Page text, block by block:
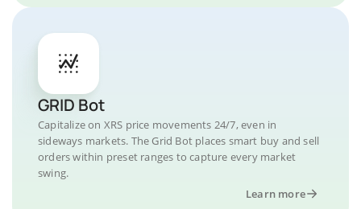
GRID Bot
Capitalize on XRS price movements 24/7, even in
sideways markets. The Grid Bot places smart buy and sell
orders within preset ranges to capture every market
swing.
Learn more